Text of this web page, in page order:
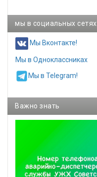
мы в социальных сетях
Мы Вконтакте!
Мы в Одноклассниках
Мы в Telegram!
Важно знать